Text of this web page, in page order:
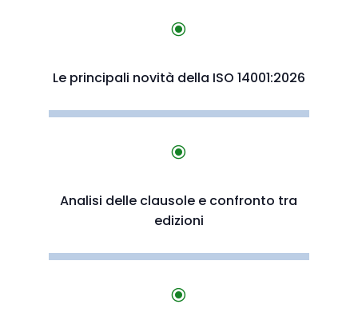
\
Le principali novità della ISO 14001:2026
\
Analisi delle clausole e confronto tra
edizioni
\